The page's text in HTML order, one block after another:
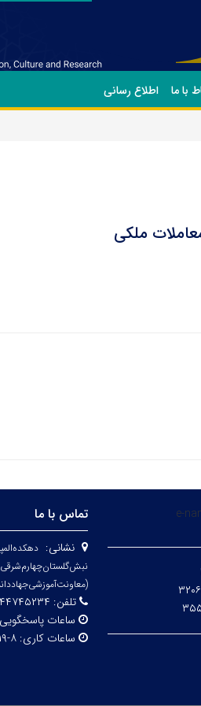
با ما
اطلاع رسانی
ملکی
تماس با ما
نشانی:
تلفن: ۰۲۱۴۴۷۴۵۲۳۴ _
ساعات
ساعات کاری:۸-۱۹